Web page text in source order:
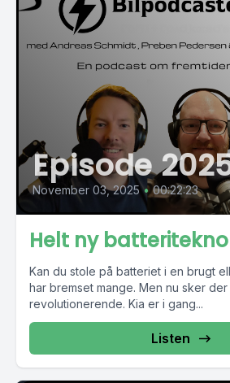
Episode
November 03, 2025 • 00:22:23
Helt ny
Kan du stole på batteriet i en brugt
har bremset mange. Men nu sker
revolutionerende. Kia er i gang...
Listen